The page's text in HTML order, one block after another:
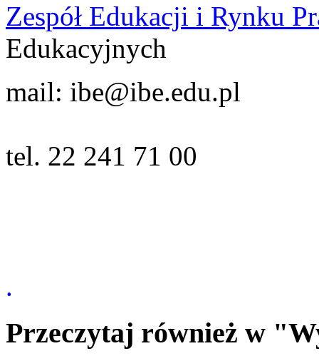
Zespół Edukacji i Rynku
Edukacyjnych
mail: ibe@ibe.edu.pl
tel. 22 241 71 00
.
Przeczytaj również w